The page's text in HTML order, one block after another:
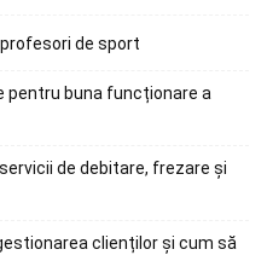
de sport
pentru buna funcționare a
de debitare, frezare și
clienților și cum să